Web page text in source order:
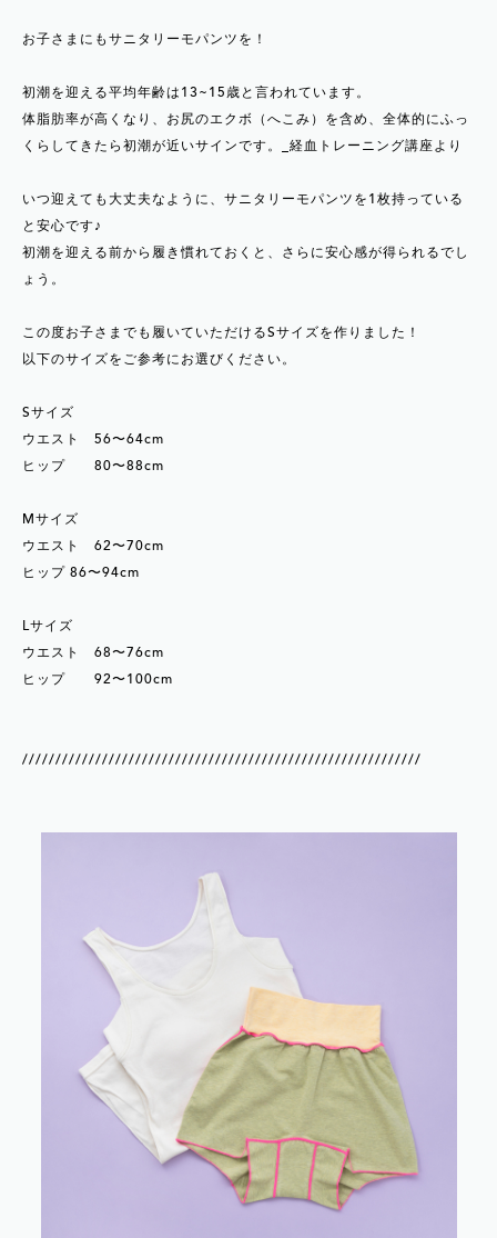
お子さまにもサニタリーモパンツを！
初潮を迎える平均年齢は13~15歳と言われています。
体脂肪率が高くなり、お尻のエクボ（へこみ）を含め、全体的にふっ
くらしてきたら初潮が近いサインです。_経血トレーニング講座より
いつ迎えても大丈夫なように、サニタリーモパンツを1枚持っている
と安心です♪
初潮を迎える前から履き慣れておくと、さらに安心感が得られるでし
ょう。
この度お子さまでも履いていただけるSサイズを作りました！
以下のサイズをご参考にお選びください。
Sサイズ
ウエスト 56〜64cm
ヒップ 80〜88cm
Mサイズ
ウエスト 62〜70cm
ヒップ 86〜94cm
Lサイズ
ウエスト 68〜76cm
ヒップ 92〜100cm
////////////////////////////////////////////////////////////